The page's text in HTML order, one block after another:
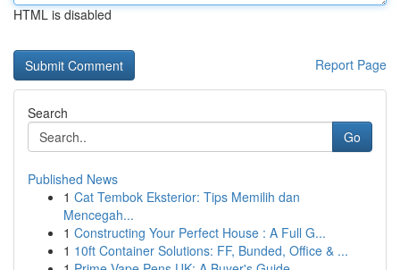
HTML is disabled
Report Page
Search
Go
Published News
1 Cat Tembok Eksterior: Tips Memilih dan
Mencegah...
1 Constructing Your Perfect House : A Full G...
1 10ft Container Solutions: FF, Bunded, Office & ...